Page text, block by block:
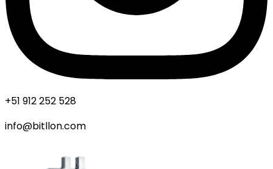
+51 912 252 528
info@bitllon.com